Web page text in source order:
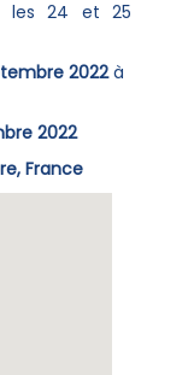
les 24 et 25
2022à
2022
France